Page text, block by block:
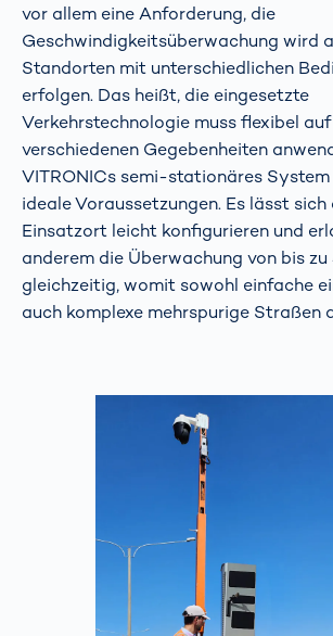
vor allem eine Anforderung, die
Geschwindigkeitsüberwachung wird
Standorten mit unterschiedlichen
erfolgen. Das heißt, die eingesetzte
Verkehrstechnologie muss flexibel
verschiedenen Gegebenheiten
VITRONICs semi-stationäres
ideale Voraussetzungen. Es lässt sich
Einsatzort leicht konfigurieren und
anderem die Überwachung von bis zu
gleichzeitig, womit sowohl einfache
auch komplexe mehrspurige Straßen